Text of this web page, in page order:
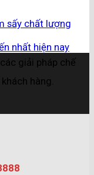
sấy chất lượng
nhất hiện nay
giải pháp chế
hàng.